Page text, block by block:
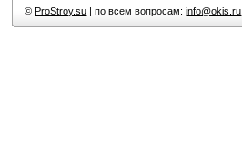
©ProStroy.su | по всем вопросам:info@okis.ru